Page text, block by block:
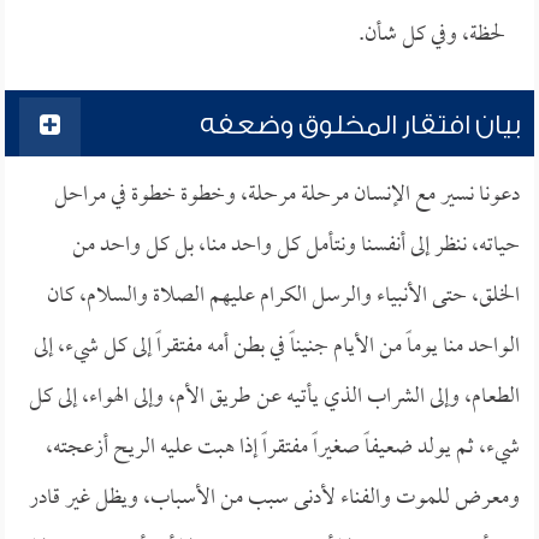
لحظة، وفي كل شأن.
بيان افتقار المخلوق وضعفه
دعونا نسير مع الإنسان مرحلة مرحلة، وخطوة خطوة في مراحل
حياته، ننظر إلى أنفسنا ونتأمل كل واحد منا، بل كل واحد من
الخلق، حتى الأنبياء والرسل الكرام عليهم الصلاة والسلام، كان
الواحد منا يوماً من الأيام جنيناً في بطن أمه مفتقراً إلى كل شيء، إلى
الطعام، وإلى الشراب الذي يأتيه عن طريق الأم، وإلى الهواء، إلى كل
شيء، ثم يولد ضعيفاً صغيراً مفتقراً إذا هبت عليه الريح أزعجته،
ومعرض للموت والفناء لأدنى سبب من الأسباب، ويظل غير قادر